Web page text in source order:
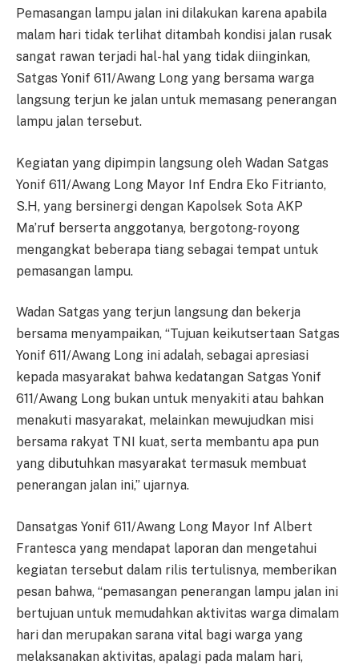
Pemasangan lampu jalan ini dilakukan karena apabila
malam hari tidak terlihat ditambah kondisi jalan rusak
sangat rawan terjadi hal-hal yang tidak diinginkan,
Satgas Yonif 611/Awang Long yang bersama warga
langsung terjun ke jalan untuk memasang penerangan
lampu jalan tersebut.
Kegiatan yang dipimpin langsung oleh Wadan Satgas
Yonif 611/Awang Long Mayor Inf Endra Eko Fitrianto,
S.H, yang bersinergi dengan Kapolsek Sota AKP
Ma’ruf berserta anggotanya, bergotong-royong
mengangkat beberapa tiang sebagai tempat untuk
pemasangan lampu.
Wadan Satgas yang terjun langsung dan bekerja
bersama menyampaikan, “Tujuan keikutsertaan Satgas
Yonif 611/Awang Long ini adalah, sebagai apresiasi
kepada masyarakat bahwa kedatangan Satgas Yonif
611/Awang Long bukan untuk menyakiti atau bahkan
menakuti masyarakat, melainkan mewujudkan misi
bersama rakyat TNI kuat, serta membantu apa pun
yang dibutuhkan masyarakat termasuk membuat
penerangan jalan ini,” ujarnya.
Dansatgas Yonif 611/Awang Long Mayor Inf Albert
Frantesca yang mendapat laporan dan mengetahui
kegiatan tersebut dalam rilis tertulisnya, memberikan
pesan bahwa, “pemasangan penerangan lampu jalan ini
bertujuan untuk memudahkan aktivitas warga dimalam
hari dan merupakan sarana vital bagi warga yang
melaksanakan aktivitas, apalagi pada malam hari,